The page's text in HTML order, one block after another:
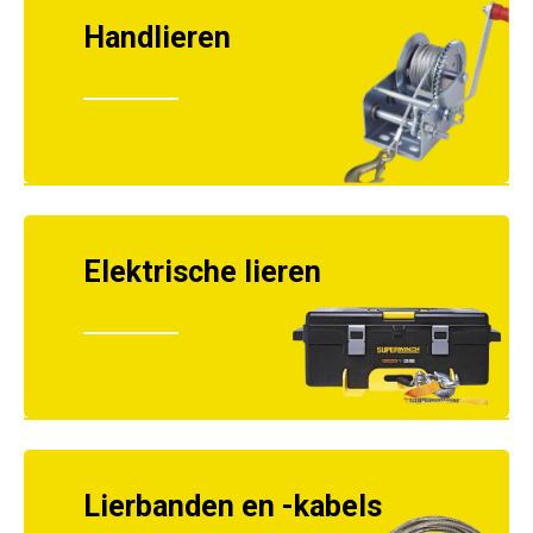
Handlieren
Elektrische lieren
Lierbanden en -kabels